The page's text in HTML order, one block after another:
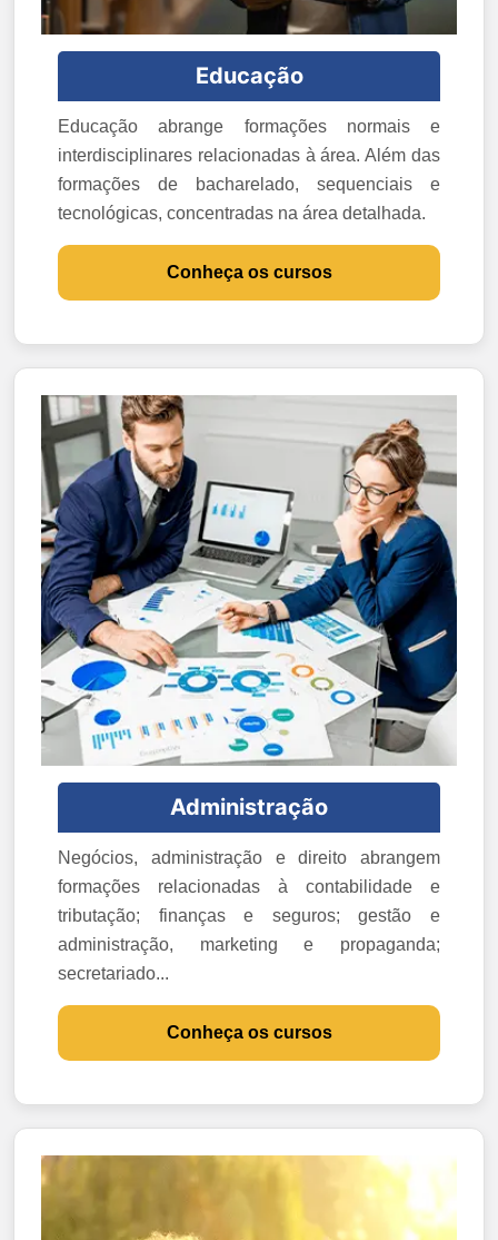
Educação
Educação abrange formações normais e
interdisciplinares relacionadas à área. Além das
formações de bacharelado, sequenciais e
tecnológicas, concentradas na área detalhada.
Conheça os cursos
Administração
Negócios, administração e direito abrangem
formações relacionadas à contabilidade e
tributação; finanças e seguros; gestão e
administração, marketing e propaganda;
secretariado...
Conheça os cursos